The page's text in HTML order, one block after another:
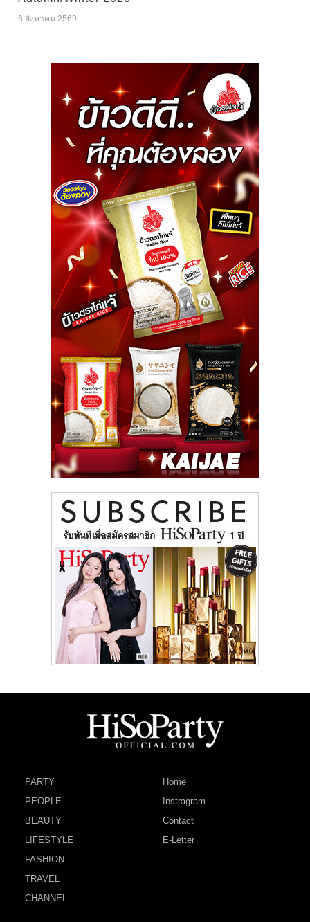
6 สิงหาคม 2569
PARTY
PEOPLE
BEAUTY
LIFESTYLE
FASHION
TRAVEL
CHANNEL
Home
Instragram
Contact
E-Letter